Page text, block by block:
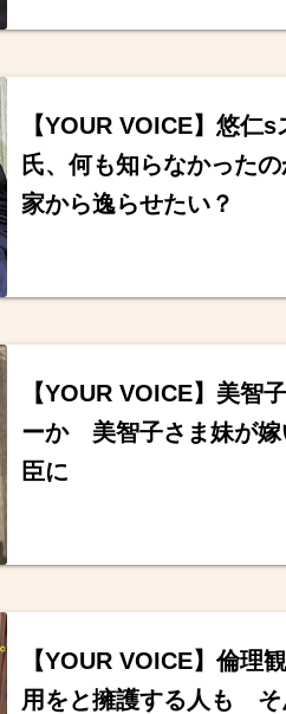
【YOUR VOICE】悠仁
氏、何も知らなかった
家から逸らせたい？
【YOUR VOICE】美智
ーか 美智子さま妹が嫁
臣に
【YOUR VOICE】倫理
用をと擁護する人も そ